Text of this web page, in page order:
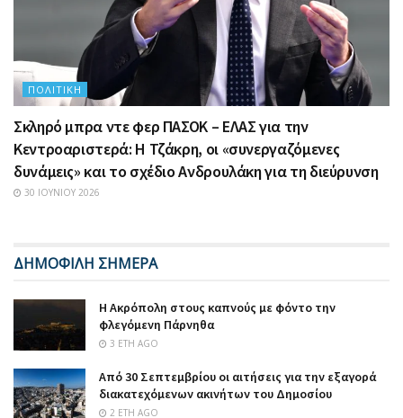
ΠΟΛΙΤΙΚΉ
Σκληρό μπρα ντε φερ ΠΑΣΟΚ – ΕΛΑΣ για την
Κεντροαριστερά: Η Τζάκρη, οι «συνεργαζόμενες
δυνάμεις» και το σχέδιο Ανδρουλάκη για τη διεύρυνση
30 ΙΟΥΝΊΟΥ 2026
ΔΗΜΟΦΙΛΗ ΣΗΜΕΡΑ
Η Ακρόπολη στους καπνούς με φόντο την
φλεγόμενη Πάρνηθα
3 ΈΤΗ AGO
Από 30 Σεπτεμβρίου οι αιτήσεις για την εξαγορά
διακατεχόμενων ακινήτων του Δημοσίου
2 ΈΤΗ AGO